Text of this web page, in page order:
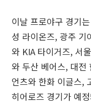
이날 프로야구 경기
성 라이온즈, 광주 기
와 KIA 타이거즈, 서
와 두산 베어스, 대전
언츠와 한화 이글스,
히어로즈 경기가 예